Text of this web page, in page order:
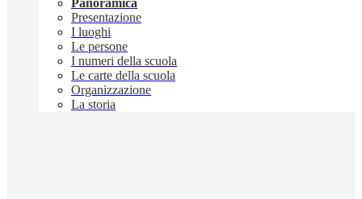
Panoramica
Presentazione
I luoghi
Le persone
I numeri della scuola
Le carte della scuola
Organizzazione
La storia